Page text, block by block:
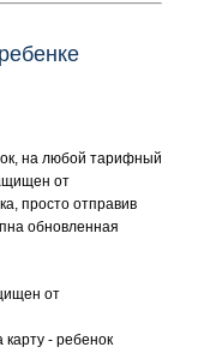
на любой тарифный
от
просто отправив
обновленная
от
- ребенок